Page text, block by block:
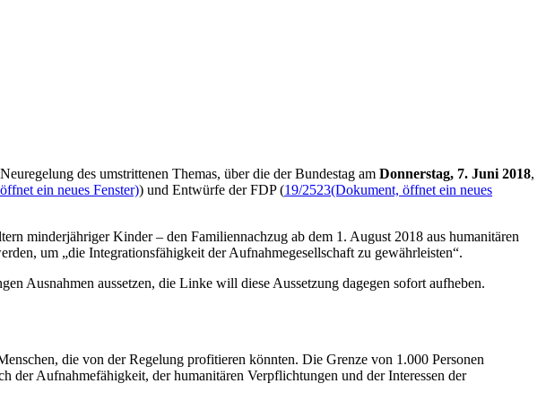
des umstrittenen Themas, über die der Bundestag am Donnerstag, 7. Juni 2018,
ein neues Fenster)) und Entwürfe der FDP (19/2523(Dokument, öffnet ein neues
minderjähriger Kinder – den Familiennachzug ab dem 1. August 2018 aus humanitären
um „die Integrationsfähigkeit der Aufnahmegesellschaft zu gewährleisten“.
Ausnahmen aussetzen, die Linke will diese Aussetzung dagegen sofort aufheben.
die von der Regelung profitieren könnten. Die Grenze von 1.000 Personen
der Aufnahmefähigkeit, der humanitären Verpflichtungen und der Interessen der